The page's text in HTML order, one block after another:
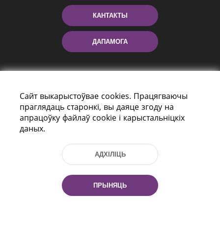
КАНТАКТЫ
ДАПАМОГА
праспект Незалежнасці 116
г. Мiнск, Рэспубліка Беларусь, 220114
Тэл.: (+375 17) 368 37 37, Факс: (+375 17)
Эл. пошта: inbox@nlb.by
Сайт выкарыстоўвае cookies. Працягваючы
праглядаць старонкі, вы даяце згоду на
апрацоўку файлаў cookie і карыстальніцкіх
даных.
АДХІЛІЦЬ
ПРЫНЯЦЬ